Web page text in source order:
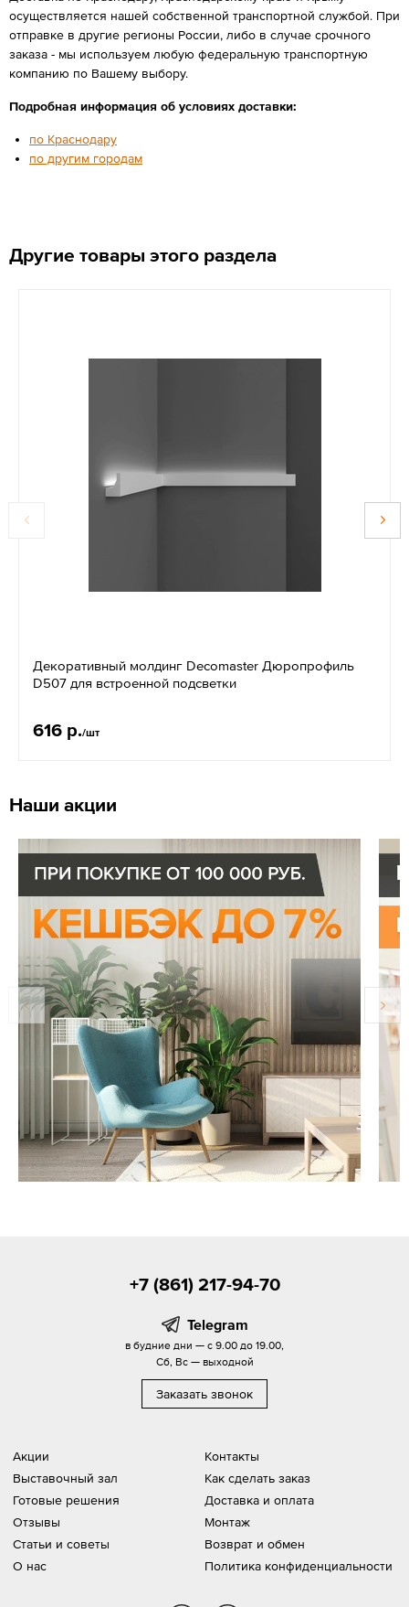
осуществляется нашей собственной транспортной службой. При
отправке в другие регионы России, либо в случае срочного
заказа - мы используем любую федеральную транспортную
компанию по Вашему выбору.
Подробная информация об условиях доставки:
по Краснодару
по другим городам
Другие товары этого раздела
Декоративный молдинг Decomaster Дюропрофиль
D507 для встроенной подсветки
616 р./шт
Наши акции
Акции
Выставочный зал
Готовые решения
Отзывы
Статьи и советы
О нас
Контакты
Как сделать заказ
Доставка и оплата
Монтаж
Возврат и обмен
Политика конфиденциальности
+7 (861) 217-94-70
Telegram
в будние дни — с 9.00 до 19.00,
Сб, Вс — выходной
Заказать звонок